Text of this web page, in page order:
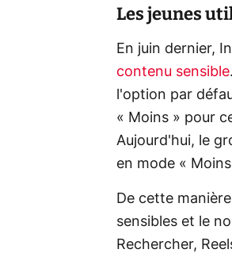
Les jeunes
En juin dernier,
contenu sensible
l'option par
« Moins » pour
Aujourd'hui, le
en mode «
De cette
sensibles et le
Rechercher,